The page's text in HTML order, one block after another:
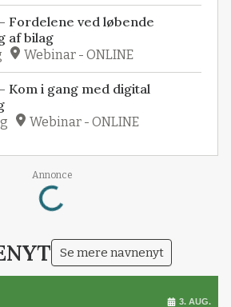
Fordelene ved løbende
af bilag
Webinar - ONLINE
Kom i gang med digital
Webinar - ONLINE
Annonce
Loading...
Se mere navnenyt
3. AUG.